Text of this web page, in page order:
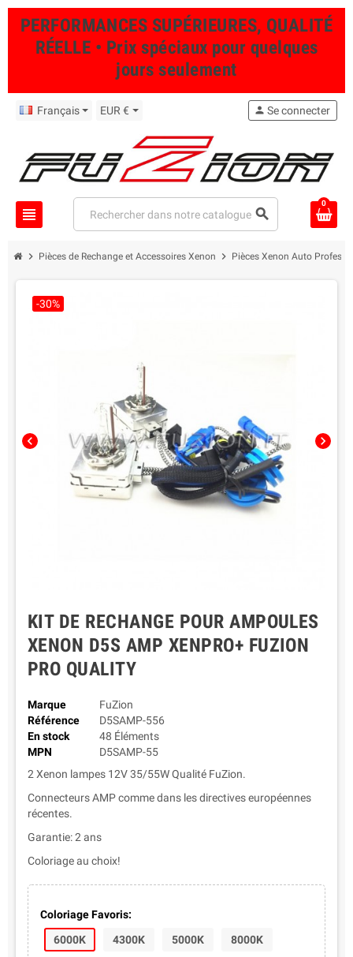
PERFORMANCES SUPÉRIEURES, QUALITÉ
RÉELLE • Prix spéciaux pour quelques
jours seulement
Français EUR €
view_headline search
person Se connecter
0
chevron_right Pièces de Rechange et Accessoires Xenon chevron_right Pièces Xenon Auto
chevron_left chevron_right
-30%
KIT DE RECHANGE POUR AMPOULES
XENON D5S AMP XENPRO+ FUZION
PRO QUALITY
Marque
FuZion
Référence
D5SAMP-556
En stock
48 Éléments
MPN
D5SAMP-55
2 Xenon lampes 12V 35/55W Qualité FuZion.
Connecteurs AMP comme dans les directives européennes
récentes.
Garantie: 2 ans
Coloriage au choix!
Coloriage Favoris:
6000K
4300K 5000K 8000K